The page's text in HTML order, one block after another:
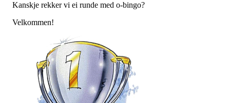
Kanskje rekker vi ei runde med o-bingo?
Velkommen!